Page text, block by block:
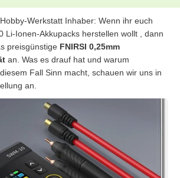
Werkstatt Inhaber: Wenn ihr euch
Li-Ionen-Akkupacks herstellen wollt , dann
preisgünstige FNIRSI 0,25mm
an. Was es drauf hat und warum
Fall Sinn macht, schauen wir uns in
an.